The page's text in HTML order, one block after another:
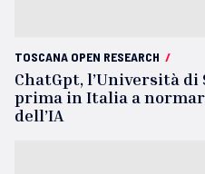
TOSCANA OPEN RESEARCH /
ChatGpt, l’Università di
prima in Italia a
dell’IA